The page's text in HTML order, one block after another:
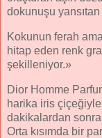
dokunuşu
Kokunun ferah
hitap eden renk
şekilleniyor.»
Dior Homme
harika iris
dakikalardan
Orta kısımda bir